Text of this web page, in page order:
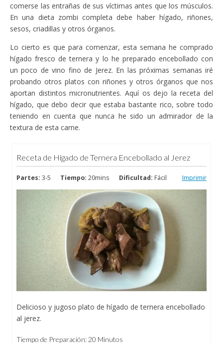
comerse las entrañas de sus víctimas antes que los músculos.
En una dieta zombi completa debe haber hígado, riñones,
sesos, criadillas y otros órganos.
Lo cierto es que para comenzar, esta semana he comprado
hígado fresco de ternera y lo he preparado encebollado con
un poco de vino fino de Jerez. En las próximas semanas iré
probando otros platos con riñones y otros órganos que nos
aportan distintos micronutrientes. Aquí os dejo la receta del
hígado, que debo decir que estaba bastante rico, sobre todo
teniendo en cuenta que nunca he sido un admirador de la
textura de esta carne.
Receta de Higado de Ternera Encebollado al Jerez
Partes:3-5 Tiempo: 20mins Dificultad:Fácil Imprimir
Delicioso y jugoso plato de hígado de ternera encebollado
al jerez.
Tiempo de Preparación: 20 Minutos